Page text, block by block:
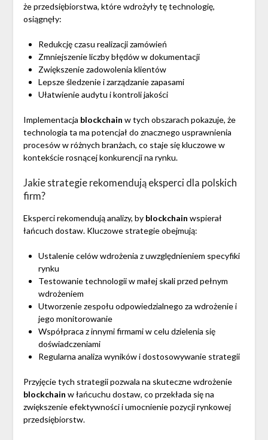
że przedsiębiorstwa, które wdrożyły tę technologię,
osiągnęły:
Redukcję czasu realizacji zamówień
Zmniejszenie liczby błędów w dokumentacji
Zwiększenie zadowolenia klientów
Lepsze śledzenie i zarządzanie zapasami
Ułatwienie audytu i kontroli jakości
Implementacja blockchain w tych obszarach pokazuje, że
technologia ta ma potencjał do znacznego usprawnienia
procesów w różnych branżach, co staje się kluczowe w
kontekście rosnącej konkurencji na rynku.
Jakie strategie rekomendują eksperci dla polskich
firm?
Eksperci rekomendują analizy, by blockchain wspierał
łańcuch dostaw. Kluczowe strategie obejmują:
Ustalenie celów wdrożenia z uwzględnieniem specyfiki
rynku
Testowanie technologii w małej skali przed pełnym
wdrożeniem
Utworzenie zespołu odpowiedzialnego za wdrożenie i
jego monitorowanie
Współpraca z innymi firmami w celu dzielenia się
doświadczeniami
Regularna analiza wyników i dostosowywanie strategii
Przyjęcie tych strategii pozwala na skuteczne wdrożenie
blockchain w łańcuchu dostaw, co przekłada się na
zwiększenie efektywności i umocnienie pozycji rynkowej
przedsiębiorstw.